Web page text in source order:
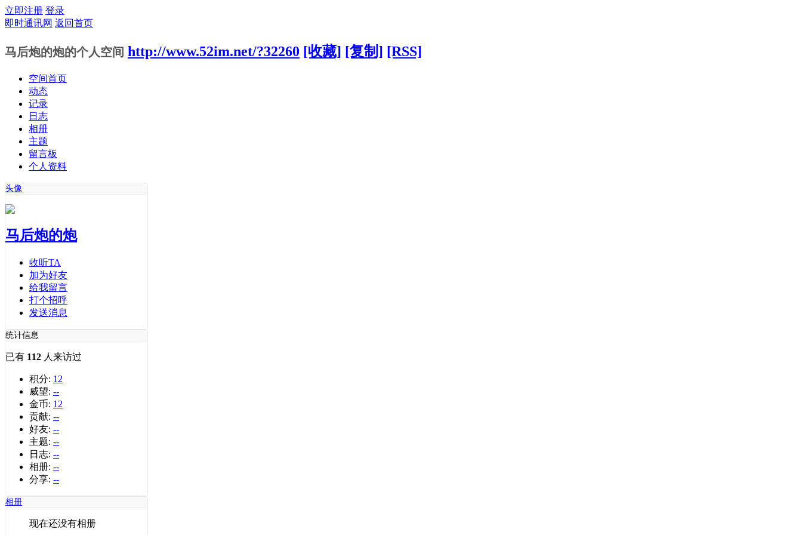
立即注册 登录
即时通讯网 返回首页
马后炮的炮的个人空间 http://www.52im.net/?32260 [收藏] [复制] [RSS]
空间首页
动态
记录
日志
相册
主题
留言板
个人资料
头像
马后炮的炮
收听TA
加为好友
给我留言
打个招呼
发送消息
统计信息
已有 112 人来访过
积分: 12
威望: --
金币: 12
贡献: --
好友: --
主题: --
日志: --
相册: --
分享: --
相册
现在还没有相册